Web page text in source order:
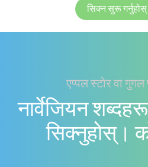
सिक्न सुरू गर्नुहोस्
एप्पल स्टोर वा
नार्वेजियन
सिक्नुहोस्।